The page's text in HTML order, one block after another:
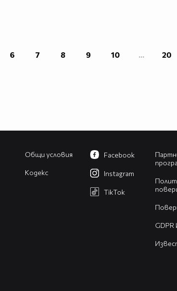
6 7 8 9 10 ... 20
Общи условия
Кодекс
Facebook
Instagram
TikTok